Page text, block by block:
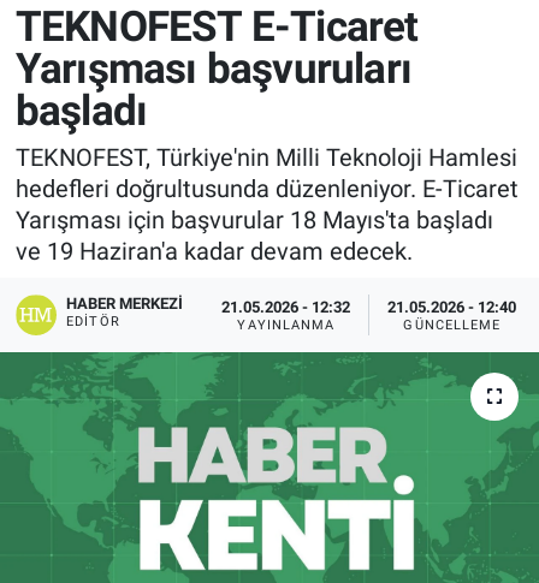
TEKNOFEST E-Ticaret
Yarışması başvuruları
başladı
TEKNOFEST, Türkiye'nin Milli Teknoloji Hamlesi
hedefleri doğrultusunda düzenleniyor. E-Ticaret
Yarışması için başvurular 18 Mayıs'ta başladı
ve 19 Haziran'a kadar devam edecek.
HABER MERKEZI
EDITÖR
21.05.2026 - 12:32
YAYINLANMA
21.05.2026 - 12:40
GÜNCELLEME